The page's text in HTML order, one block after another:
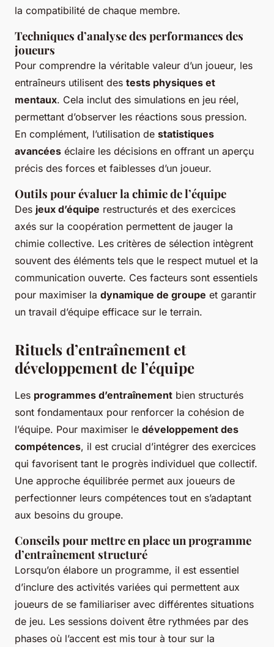
la compatibilité de chaque membre.
Techniques d’analyse des performances des
joueurs
Pour comprendre la véritable valeur d’un joueur, les
entraîneurs utilisent des tests physiques et
mentaux. Cela inclut des simulations en jeu réel,
permettant d’observer les réactions sous pression.
En complément, l’utilisation de statistiques
avancées éclaire les décisions en offrant un aperçu
précis des forces et faiblesses d’un joueur.
Outils pour évaluer la chimie de l’équipe
Des jeux d’équipe restructurés et des exercices
axés sur la coopération permettent de jauger la
chimie collective. Les critères de sélection intègrent
souvent des éléments tels que le respect mutuel et la
communication ouverte. Ces facteurs sont essentiels
pour maximiser la dynamique de groupe et garantir
un travail d’équipe efficace sur le terrain.
Rituels d’entraînement et
développement de l’équipe
Les programmes d’entraînement bien structurés
sont fondamentaux pour renforcer la cohésion de
l’équipe. Pour maximiser le développement des
compétences, il est crucial d’intégrer des exercices
qui favorisent tant le progrès individuel que collectif.
Une approche équilibrée permet aux joueurs de
perfectionner leurs compétences tout en s’adaptant
aux besoins du groupe.
Conseils pour mettre en place un programme
d’entraînement structuré
Lorsqu’on élabore un programme, il est essentiel
d’inclure des activités variées qui permettent aux
joueurs de se familiariser avec différentes situations
de jeu. Les sessions doivent être rythmées par des
phases où l’accent est mis tour à tour sur la